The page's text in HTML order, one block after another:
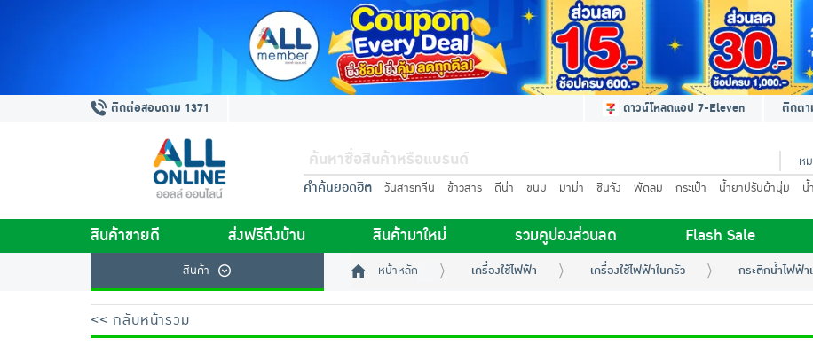
ติดต่อสอบถาม 1371 ดาวน์โหลดแอป 7-Eleven ติดตา
ห
คำค้นยอดฮิต วันสารทจีน ข้าวสาร ดีน่า ขนม มาม่า ชินจัง พัดลม กระเป๋า น้ำยาปรับผ้านุ่ม น้
สินค้าขายดี ส่งฟรีถึงบ้าน สินค้ามาใหม่ รวมคูปองส่วนลด Flash Sale
สินค้า หน้าหลัก เครื่องใช้ไฟฟ้า เครื่องใช้ไฟฟ้าในครัว กระติกน้ำไฟฟ้า
<< กลับหน้ารวม